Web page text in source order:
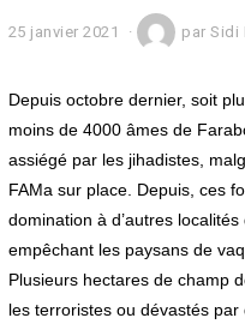
25 janvier 2021
a
v
i
e
2
0
1
parSidi
Depuis octobre dernier, soit
moins de 4000 âmes de
assiégé par les jihadistes,
FAMa sur place. Depuis, ces
domination à d’autres
empêchant les paysans de
Plusieurs hectares de champ
les terroristes ou dévastés par